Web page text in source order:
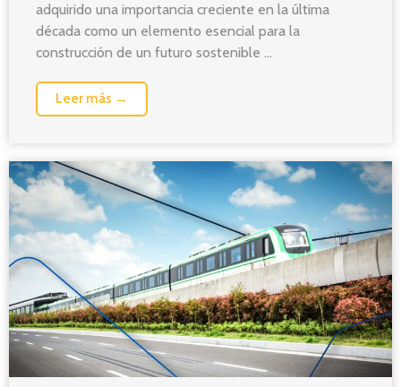
adquirido una importancia creciente en la última
década como un elemento esencial para la
construcción de un futuro sostenible ...
Leer más →